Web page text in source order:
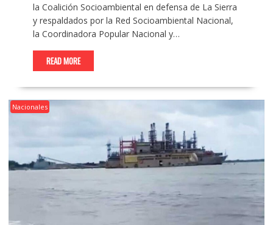
la Coalición Socioambiental en defensa de La Sierra
y respaldados por la Red Socioambiental Nacional,
la Coordinadora Popular Nacional y…
READ MORE
Nacionales